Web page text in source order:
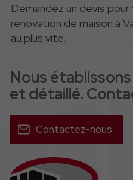
Demandez un devis
rénovation de maison à
au plus vite.
Nous
et détaillé.
Contactez-nous